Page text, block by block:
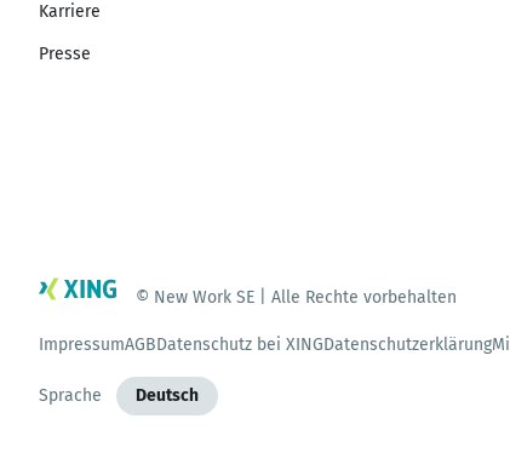
Karriere
Presse
© New Work SE | Alle Rechte vorbehalten
ImpressumAGBDatenschutz bei XINGDatenschutzerklärung
Sprache Deutsch